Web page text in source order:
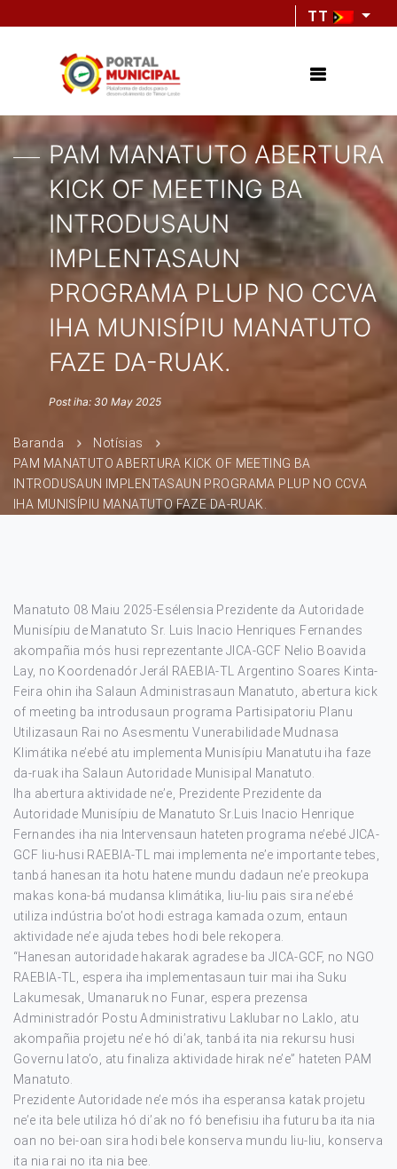
TT
PAM MANATUTO ABERTURA
KICK OF MEETING BA
INTRODUSAUN
IMPLENTASAUN
PROGRAMA PLUP NO CCVA
IHA MUNISÍPIU MANATUTO
FAZE DA-RUAK.
Post iha: 30 May 2025
Baranda
Notísias
PAM MANATUTO ABERTURA KICK OF MEETING BA
INTRODUSAUN IMPLENTASAUN PROGRAMA PLUP NO CCVA
IHA MUNISÍPIU MANATUTO FAZE DA-RUAK.
Manatuto 08 Maiu 2025-Esélensia Prezidente da Autoridade
Munisípiu de Manatuto Sr. Luis Inacio Henriques Fernandes
akompañia mós husi reprezentante JICA-GCF Nelio Boavida
Lay, no Koordenadór Jerál RAEBIA-TL Argentino Soares Kinta-
Feira ohin iha Salaun Administrasaun Manatuto, abertura kick
of meeting ba introdusaun programa Partisipatoriu Planu
Utilizasaun Rai no Asesmentu Vunerabilidade Mudnasa
Klimátika ne’ebé atu implementa Munisípiu Manatutu iha faze
da-ruak iha Salaun Autoridade Munisipal Manatuto.
Iha abertura aktividade ne’e, Prezidente Prezidente da
Autoridade Munisípiu de Manatuto Sr.Luis Inacio Henrique
Fernandes iha nia Intervensaun hateten programa ne’ebé JICA-
GCF liu-husi RAEBIA-TL mai implementa ne’e importante tebes,
tanbá hanesan ita hotu hatene mundu dadaun ne’e preokupa
makas kona-bá mudansa klimátika, liu-liu pais sira ne’ebé
utiliza indústria bo’ot hodi estraga kamada ozum, entaun
aktividade ne’e ajuda tebes hodi bele rekopera.
“Hanesan autoridade hakarak agradese ba JICA-GCF, no NGO
RAEBIA-TL, espera iha implementasaun tuir mai iha Suku
Lakumesak, Umanaruk no Funar, espera prezensa
Administradór Postu Administrativu Laklubar no Laklo, atu
akompañia projetu ne’e hó di’ak, tanbá ita nia rekursu husi
Governu lato’o, atu finaliza aktividade hirak ne’e” hateten PAM
Manatuto.
Prezidente Autoridade ne’e mós iha esperansa katak projetu
ne’e ita bele utiliza hó di’ak no fó benefisiu iha futuru ba ita nia
oan no bei-oan sira hodi bele konserva mundu liu-liu, konserva
ita nia rai no ita nia bee.